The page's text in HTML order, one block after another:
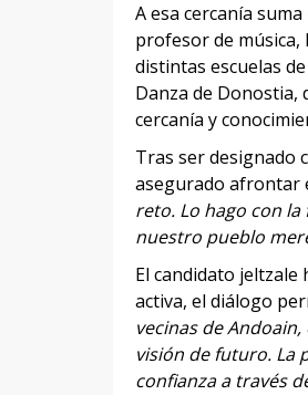
A esa cercanía
profesor de música,
distintas escuelas
Danza de Donostia,
cercanía y
Tras ser designado
asegurado afrontar
reto. Lo hago con
nuestro pueblo
El candidato jeltzale
activa, el diálogo
vecinas de
visión de futuro. La
confianza a través